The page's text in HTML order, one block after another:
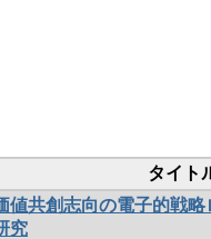
タイト
値共創志向の電子的戦
究